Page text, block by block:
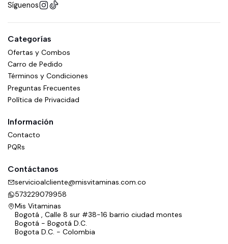
Síguenos
Categorías
Ofertas y Combos
Carro de Pedido
Términos y Condiciones
Preguntas Frecuentes
Política de Privacidad
Información
Contacto
PQRs
Contáctanos
servicioalcliente@misvitaminas.com.co
573229079958
Mis Vitaminas
Bogotá , Calle 8 sur #38-16 barrio ciudad montes
Bogotá - Bogotá D.C.
Bogota D.C. - Colombia